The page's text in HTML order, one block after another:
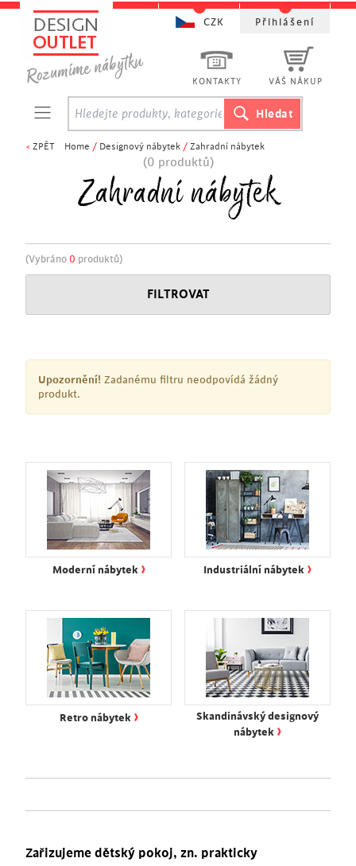
< ZPĚT Home / Designový nábytek / Zahradní nábytek
(0 produktů)
Zahradní nábytek
(Vybráno 0 produktů)
FILTROVAT
Upozornění! Zadanému filtru neodpovídá žádný
produkt.
Moderní nábytek › Industriální nábytek ›
Retro nábytek ›
Skandinávský designový
nábytek ›
Zařizujeme dětský pokoj, zn. prakticky
KONTAKTY VÁŠ NÁKUP
CZK Přihlášení